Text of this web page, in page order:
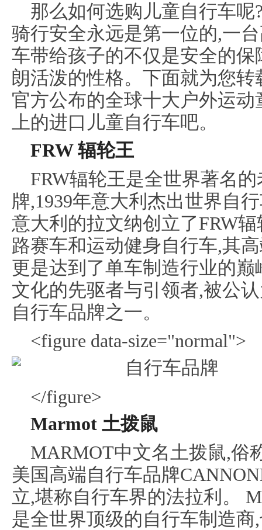
那么如何选购儿童自行车
骑行安全永远是第一位的,一
车带给孩子的不仅是安全的
朗活泼的性格。下面就为您
官方公布的全球十大户外运
上的进口儿童自行车吧。
FRW 辐轮王
FRW辐轮王是全世界著名
牌,1939年意大利杰出世界自
意大利的拉文纳创立了FRW
路赛车和运动健身自行车,其
更是达到了单车制造行业的
文化的先驱者与引领者,被公
自行车品牌之一。
<figure data-size="normal">
</figure>
Marmot 土拨鼠
MARMOT中文名土拨鼠,俗
美国高端自行车品牌
立,堪称自行车界的法拉利。
是全世界顶级的自行车制造